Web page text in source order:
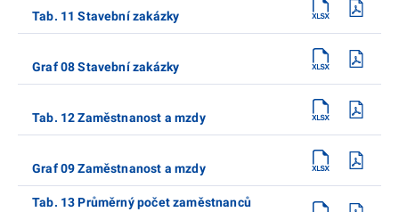
Tab. 11 Stavební zakázky
Graf 08 Stavební zakázky
Tab. 12 Zaměstnanost a mzdy
Graf 09 Zaměstnanost a mzdy
Tab. 13 Průměrný počet zaměstnanců